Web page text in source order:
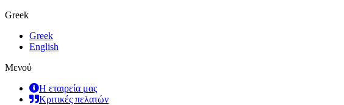
Greek
Greek
English
Μενού
Η εταιρεία μας
Κριτικές πελατών